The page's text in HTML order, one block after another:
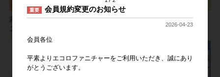
家具についてのご要望やご質問は
こちらより承ります。
ご注文の流れやお支払い方法など
ご利用方法をご説明いたします。
重要 会員規約変更のお知らせ
2026-04-23
会員各位
平素よりエコロファニチャーをご利用いただき、誠にあり
がとうございます。